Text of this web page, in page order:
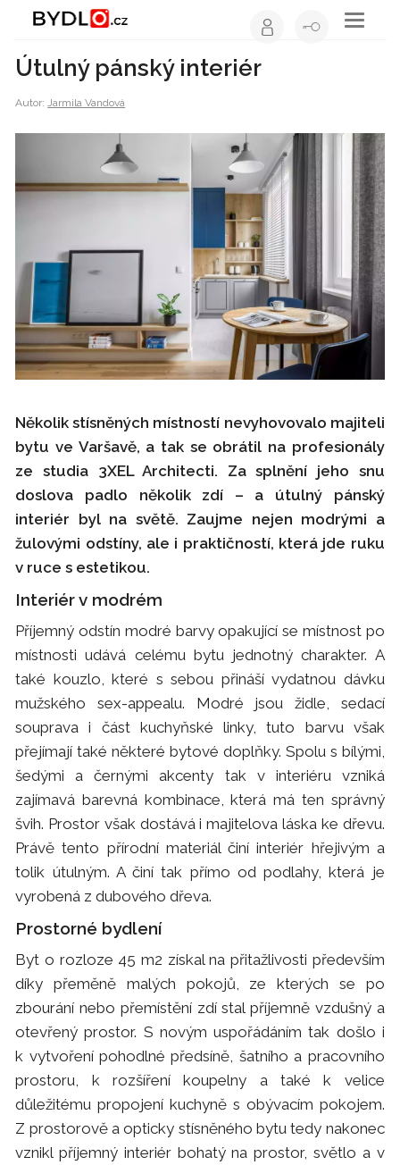
Toggle
Útulný pánský interiér
Autor:Jarmila Vandová
Několik stísněných místností nevyhovovalo majiteli
bytu ve Varšavě, a tak se obrátil na profesionály
ze studia 3XEL Architecti. Za splnění jeho snu
doslova padlo několik zdí – a útulný pánský
interiér byl na světě. Zaujme nejen modrými a
žulovými odstíny, ale i praktičností, která jde ruku
v ruce s estetikou.
Interiér v modrém
Příjemný odstín modré barvy opakující se místnost po
místnosti udává celému bytu jednotný charakter. A
také kouzlo, které s sebou přináší vydatnou dávku
mužského sex-appealu. Modré jsou židle, sedací
souprava i část kuchyňské linky, tuto barvu však
přejímají také některé bytové doplňky. Spolu s bílými,
šedými a černými akcenty tak v interiéru vzniká
zajímavá barevná kombinace, která má ten správný
švih. Prostor však dostává i majitelova láska ke dřevu.
Právě tento přírodní materiál činí interiér hřejivým a
tolik útulným. A činí tak přímo od podlahy, která je
vyrobená z dubového dřeva.
Prostorné bydlení
Byt o rozloze 45 m2 získal na přitažlivosti především
díky přeměně malých pokojů, ze kterých se po
zbourání nebo přemístění zdí stal příjemně vzdušný a
otevřený prostor. S novým uspořádáním tak došlo i
k vytvoření pohodlné předsíně, šatního a pracovního
prostoru, k rozšíření koupelny a také k velice
důležitému propojení kuchyně s obývacím pokojem.
Z prostorově a opticky stísněného bytu tedy nakonec
vznikl příjemný interiér bohatý na prostor, světlo a v